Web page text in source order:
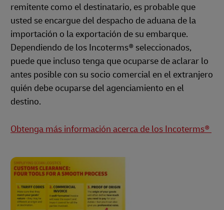
remitente como el destinatario, es probable que
usted se encargue del despacho de aduana de la
importación o la exportación de su embarque.
Dependiendo de los Incoterms® seleccionados,
puede que incluso tenga que ocuparse de aclarar lo
antes posible con su socio comercial en el extranjero
quién debe ocuparse del agenciamiento en el
destino.
Obtenga más información acerca de los Incoterms®